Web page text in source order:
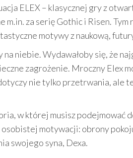
ELEX – klasycznej gry z
za serię Gothic i Risen. Tym
motywy z naukową,
niebie. Wydawałoby się, że
zagrożenie. Mroczny Elex
nie tylko przetrwania, ale
w której musisz podejmować
motywacji: obrony
swojego syna, Dexa.